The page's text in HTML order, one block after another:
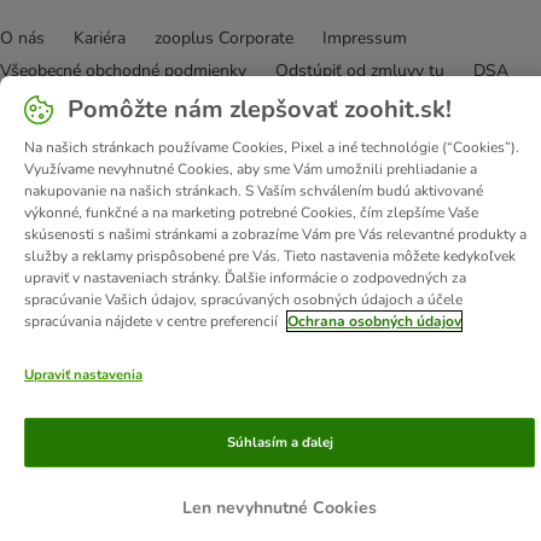
O nás Kariéra zooplus Corporate
Impressum
Všeobecné obchodné podmienky
Odstúpiť od zmluvy tu
DSA
Likvidácia odpadov
Kontakt
Poštovné a doba doručenia
Spôsoby platby
Affiliate program
Ochrana osobných údajov
Opt-out
Vyhlásenie o prístupnosti
© zooplus SE2026
Pomôžte nám zlepšovať zoohit.sk!
Na našich stránkach používame Cookies, Pixel a iné technológie (“Cookies”).
Využívame nevyhnutné Cookies, aby sme Vám umožnili prehliadanie a
nakupovanie na našich stránkach. S Vaším schválením budú aktivované
výkonné, funkčné a na marketing potrebné Cookies, čím zlepšíme Vaše
skúsenosti s našimi stránkami a zobrazíme Vám pre Vás relevantné produkty a
služby a reklamy prispôsobené pre Vás. Tieto nastavenia môžete kedykoľvek
upraviť v nastaveniach stránky. Ďalšie informácie o zodpovedných za
spracúvanie Vašich údajov, spracúvaných osobných údajoch a účele
spracúvania nájdete v centre preferencií Ochrana osobných údajov
Upraviť nastavenia
Len nevyhnutné Cookies
Súhlasím a ďalej